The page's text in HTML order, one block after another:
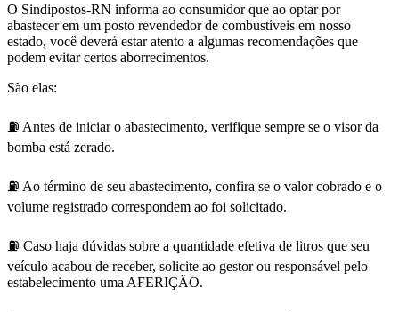
O Sindipostos-RN informa ao consumidor que ao optar por
abastecer em um posto revendedor de combustíveis em nosso
estado, você deverá estar atento a algumas recomendações que
podem evitar certos aborrecimentos.
São elas:
⛽ Antes de iniciar o abastecimento, verifique sempre se o visor da
bomba está zerado.
⛽ Ao término de seu abastecimento, confira se o valor cobrado e o
volume registrado correspondem ao foi solicitado.
⛽ Caso haja dúvidas sobre a quantidade efetiva de litros que seu
veículo acabou de receber, solicite ao gestor ou responsável pelo
estabelecimento uma AFERIÇÃO.